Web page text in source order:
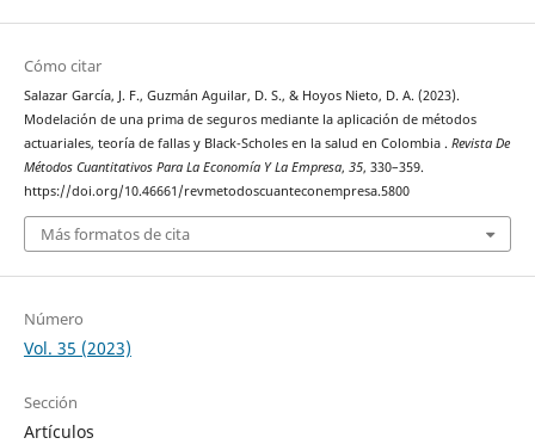
Cómo citar
Salazar García, J. F., Guzmán Aguilar, D. S., & Hoyos Nieto, D. A. (2023).
Modelación de una prima de seguros mediante la aplicación de métodos
actuariales, teoría de fallas y Black-Scholes en la salud en Colombia . Revista De
Métodos Cuantitativos Para La Economía Y La Empresa, 35, 330–359.
https://doi.org/10.46661/revmetodoscuanteconempresa.5800
Más formatos de cita
Número
Vol. 35 (2023)
Sección
Artículos